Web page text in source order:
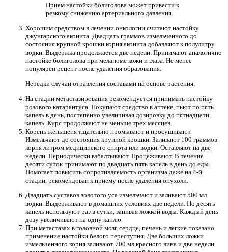
Прием настойки болиголова может привести к
резкому снижению артериального давления.
Хорошим средством в лечении онкологии считают настойку
джунгарского аконита. Двадцать граммов измельченного до
состояния крупной крошки корня аконита добавляют к полулитру
водки. Выдержка продолжается две недели. Принимают аналогично
настойке болиголова при меланоме кожи и глаза. Не менее
популярен рецепт после удаления образования.
Нередки случаи отравления составами на основе растения.
На стадии метастазирования рекомендуется принимать настойку
розового катарантуса. Покупают средство в аптеке, пьют по пять
капель в день, постепенно увеличивая дозировку до пятнадцати
капель. Курс продолжают не меньше трех месяцев.
Корень женьшеня тщательно промывают и просушивают.
Измельчают до состояния крупной крошки. Заливают 100 граммов
корня литром медицинского спирта или водки. Оставляют на две
недели. Периодически взбалтывают. Процеживают. В течение
десяти суток принимают по двадцать пять капель в день до еды.
Помогает повысить сопротивляемость организма даже на 4-й
стадии, рекомендован к приему после удаления опухоли.
Двадцать суставов золотого уса измельчают и заливают 500 мл
водки. Выдерживают в домашних условиях две недели. По десять
капель используют раз в сутки, запивая ложкой воды. Каждый день
дозу увеличивают на одну каплю.
При метастазах в головной мозг, сердце, печень и легкие показано
применение настойки белого переступня. Две больших ложки
измельченного корня заливают 700 мл красного вина и две недели